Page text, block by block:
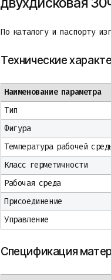
По каталогу и паспорту
Технические
Наименование параметра
Тип
Фигура
Температура рабочей
Класс герметичности
Рабочая среда
Присоединение
Управление
Спецификация